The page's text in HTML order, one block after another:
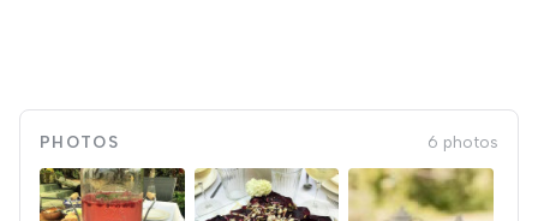
PHOTOS 6 photos